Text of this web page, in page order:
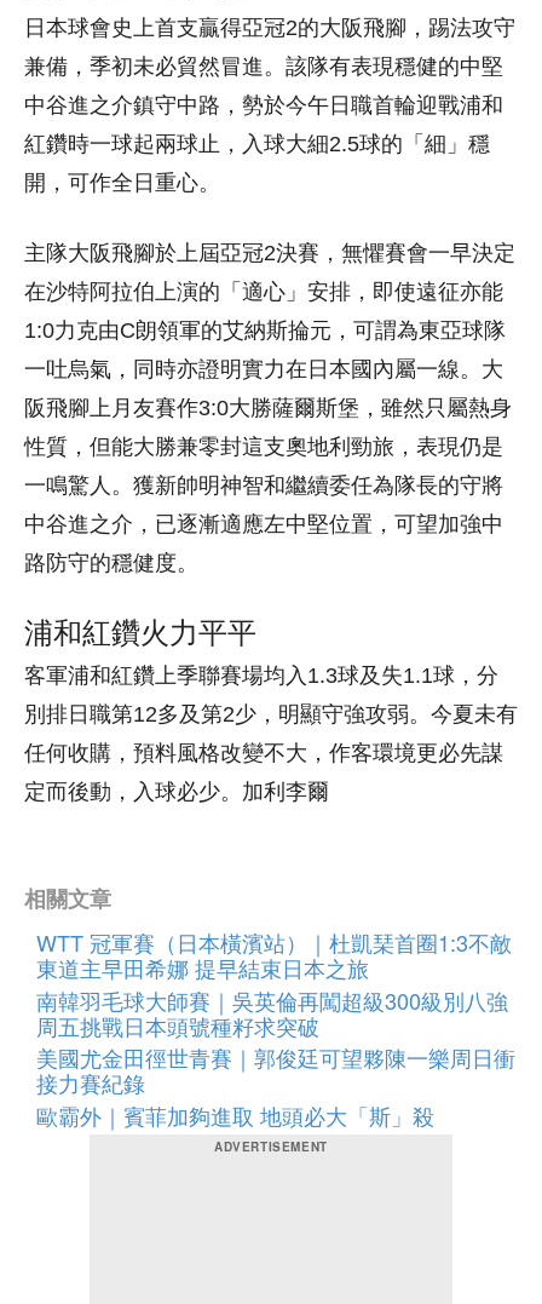
日本球會史上首支贏得亞冠2的大阪飛腳，踢法攻守
兼備，季初未必貿然冒進。該隊有表現穩健的中堅
中谷進之介鎮守中路，勢於今午日職首輪迎戰浦和
紅鑽時一球起兩球止，入球大細2.5球的「細」穩
開，可作全日重心。
主隊大阪飛腳於上屆亞冠2決賽，無懼賽會一早決定
在沙特阿拉伯上演的「適心」安排，即使遠征亦能
1:0力克由C朗領軍的艾納斯掄元，可謂為東亞球隊
一吐烏氣，同時亦證明實力在日本國內屬一線。大
阪飛腳上月友賽作3:0大勝薩爾斯堡，雖然只屬熱身
性質，但能大勝兼零封這支奧地利勁旅，表現仍是
一鳴驚人。獲新帥明神智和繼續委任為隊長的守將
中谷進之介，已逐漸適應左中堅位置，可望加強中
路防守的穩健度。
浦和紅鑽火力平平
客軍浦和紅鑽上季聯賽場均入1.3球及失1.1球，分
別排日職第12多及第2少，明顯守強攻弱。今夏未有
任何收購，預料風格改變不大，作客環境更必先謀
定而後動，入球必少。加利李爾
相關文章
WTT 冠軍賽（日本橫濱站）｜杜凱琹首圈1:3不敵
東道主早田希娜 提早結束日本之旅
南韓羽毛球大師賽｜吳英倫再闖超級300級別八強
周五挑戰日本頭號種籽求突破
美國尤金田徑世青賽｜郭俊廷可望夥陳一樂周日衝
接力賽紀錄
歐霸外｜賓菲加夠進取 地頭必大「斯」殺